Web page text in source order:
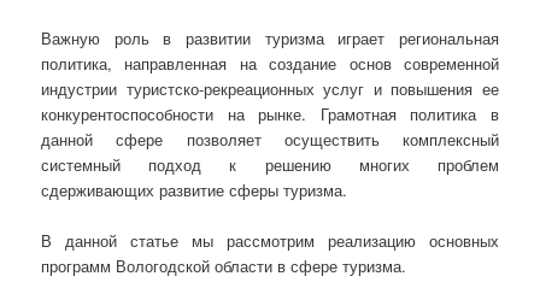
Важную роль в развитии туризма играет региональная
политика, направленная на создание основ современной
индустрии туристско-рекреационных услуг и повышения ее
конкурентоспособности на рынке. Грамотная политика в
данной сфере позволяет осуществить комплексный
системный подход к решению многих проблем
сдерживающих развитие сферы туризма.
В данной статье мы рассмотрим реализацию основных
программ Вологодской области в сфере туризма.